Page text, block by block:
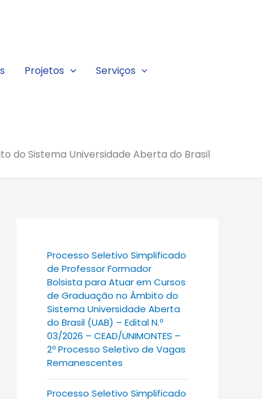
Projetos
Serviços
do Sistema Universidade Aberta do Brasil
Processo Seletivo Simplificado
de Professor Formador
Bolsista para Atuar em Cursos
de Graduação no Âmbito do
Sistema Universidade Aberta
do Brasil (UAB) – Edital N.º
03/2026 – CEAD/UNIMONTES –
2º Processo Seletivo de Vagas
Remanescentes
Processo Seletivo Simplificado